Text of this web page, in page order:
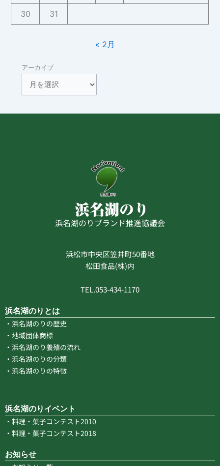
30 31
« 2月
アーカイブ
浜名湖のりブランド推進協議会
浜松市中央区笠井町50番地
松田食品(株)内
TEL.053-434-1170
浜名湖のりとは
・浜名湖のりの歴史
・地域団体商標
・浜名湖のり養殖の流れ
・浜名湖のりの分類
・浜名湖のりの特徴
浜名湖のりイベント
・料理・菓子コンテスト2010
・料理・菓子コンテスト2018
お知らせ